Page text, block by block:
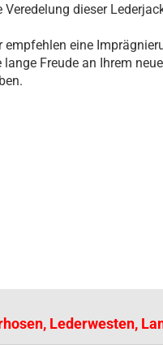
Veredelung dieser
empfehlen eine
lange Freude an Ihrem
Lederwesten,